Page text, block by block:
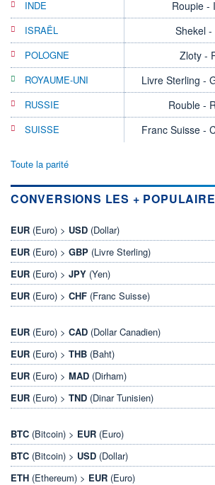
INDE Roupie -
ISRAËL Shekel -
POLOGNE Zloty -
ROYAUME-UNI Livre Sterling -
RUSSIE Rouble -
SUISSE Franc Suisse -
Toute la parité
CONVERSIONS LES +
EUR (Euro) > USD (Dollar)
EUR (Euro) > GBP (Livre Sterling)
EUR (Euro) > JPY (Yen)
EUR (Euro) > CHF (Franc Suisse)
EUR (Euro) > CAD (Dollar Canadien)
EUR (Euro) > THB (Baht)
EUR (Euro) > MAD (Dirham)
EUR (Euro) > TND (Dinar Tunisien)
BTC (Bitcoin) > EUR (Euro)
BTC (Bitcoin) > USD (Dollar)
ETH (Ethereum) > EUR (Euro)